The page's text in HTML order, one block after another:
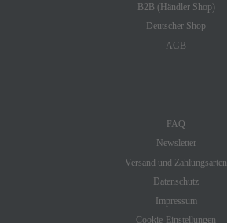
B2B (Händler Shop)
Deutscher Shop
AGB
FAQ
Newsletter
Versand und Zahlungsarten
Datenschutz
Impressum
Cookie-Einstellungen